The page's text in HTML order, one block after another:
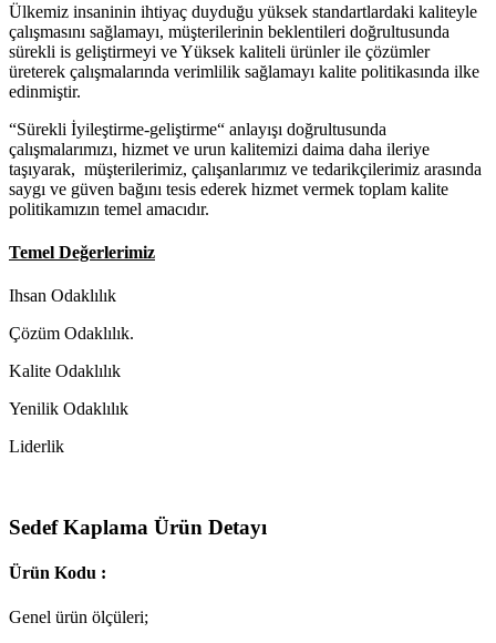
Ülkemiz insaninin ihtiyaç duyduğu yüksek standartlardaki kaliteyle
çalışmasını sağlamayı, müşterilerinin beklentileri doğrultusunda
sürekli is geliştirmeyi ve Yüksek kaliteli ürünler ile çözümler
üreterek çalışmalarında verimlilik sağlamayı kalite politikasında ilke
edinmiştir.
“Sürekli İyileştirme-geliştirme“ anlayışı doğrultusunda
çalışmalarımızı, hizmet ve urun kalitemizi daima daha ileriye
taşıyarak, müşterilerimiz, çalışanlarımız ve tedarikçilerimiz arasında
saygı ve güven bağını tesis ederek hizmet vermek toplam kalite
politikamızın temel amacıdır.
Temel Değerlerimiz
Ihsan Odaklılık
Çözüm Odaklılık.
Kalite Odaklılık
Yenilik Odaklılık
Liderlik
Sedef Kaplama Ürün Detayı
Ürün Kodu :
Genel ürün ölçüleri;